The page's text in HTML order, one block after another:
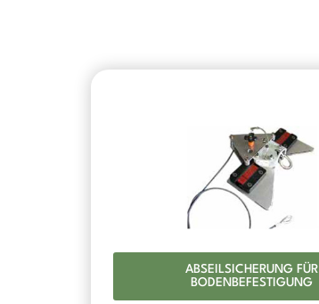
ABSEILSICHERUNG FÜR
BODENBEFESTIGUNG